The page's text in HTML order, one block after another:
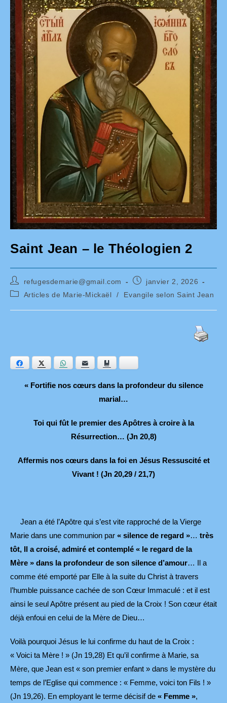
Saint Jean – le Théologien 2
Auteur/autrice
de
la
publication :
refugesdemarie@gmail.com
Publication
janvier 2, 2026
PostArticles de Marie-Mickaël / Evangile selon Saint Jean
Facebook Twitter WhatsAppE-mail
« Fortifie nos cœurs dans la profondeur du silence
marial…
Toi qui fût le premier des Apôtres à croire à la
Résurrection… (Jn 20,8)
Affermis nos cœurs dans la foi en Jésus Ressuscité et
Vivant ! (Jn 20,29 / 21,7)
Jean a été l’Apôtre qui s’est vite rapproché de la Vierge
Marie dans une communion par « silence de regard »… très
tôt, Il a croisé, admiré et contemplé « le regard de la
Mère » dans la profondeur de son silence d’amour… Il a
comme été emporté par Elle à la suite du Christ à travers
l’humble puissance cachée de son Cœur Immaculé : et il est
ainsi le seul Apôtre présent au pied de la Croix ! Son cœur était
déjà enfoui en celui de la Mère de Dieu…
Voilà pourquoi Jésus le lui confirme du haut de la Croix :
« Voici ta Mère ! » (Jn 19,28) Et qu’il confirme à Marie, sa
Mère, que Jean est « son premier enfant » dans le mystère du
temps de l’Eglise qui commence : « Femme, voici ton Fils ! »
(Jn 19,26). En employant le terme décisif de « Femme »,